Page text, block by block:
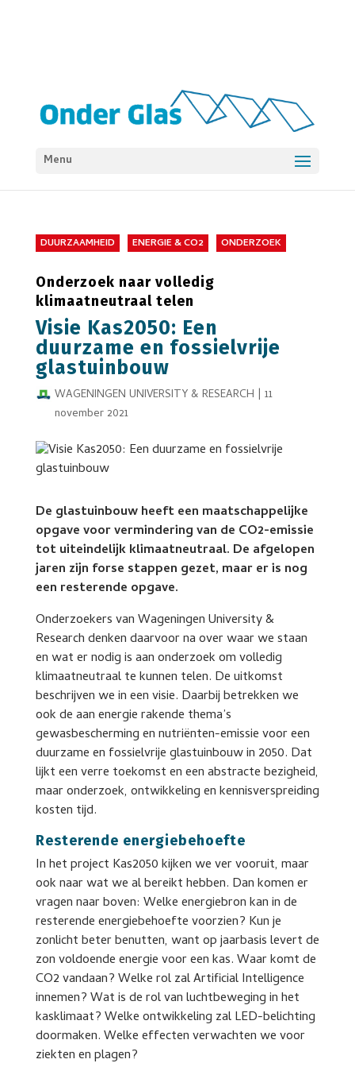
Menu
DUURZAAMHEID ENERGIE & CO2 ONDERZOEK
Onderzoek naar volledig
klimaatneutraal telen
Visie Kas2050: Een
duurzame en fossielvrije
glastuinbouw
WAGENINGEN UNIVERSITY & RESEARCH | 11
november 2021
De glastuinbouw heeft een maatschappelijke
opgave voor vermindering van de CO2-emissie
tot uiteindelijk klimaatneutraal. De afgelopen
jaren zijn forse stappen gezet, maar er is nog
een resterende opgave.
Onderzoekers van Wageningen University &
Research denken daarvoor na over waar we staan
en wat er nodig is aan onderzoek om volledig
klimaatneutraal te kunnen telen. De uitkomst
beschrijven we in een visie. Daarbij betrekken we
ook de aan energie rakende thema’s
gewasbescherming en nutriënten-emissie voor een
duurzame en fossielvrije glastuinbouw in 2050. Dat
lijkt een verre toekomst en een abstracte bezigheid,
maar onderzoek, ontwikkeling en kennisverspreiding
kosten tijd.
Resterende energiebehoefte
In het project Kas2050 kijken we ver vooruit, maar
ook naar wat we al bereikt hebben. Dan komen er
vragen naar boven: Welke energiebron kan in de
resterende energiebehoefte voorzien? Kun je
zonlicht beter benutten, want op jaarbasis levert de
zon voldoende energie voor een kas. Waar komt de
CO2 vandaan? Welke rol zal Artificial Intelligence
innemen? Wat is de rol van luchtbeweging in het
kasklimaat? Welke ontwikkeling zal LED-belichting
doormaken. Welke effecten verwachten we voor
ziekten en plagen?